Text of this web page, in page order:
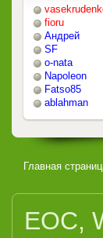
fioru
Андрей
SF
o-nata
Napoleon
Fatso85
ablahman
Главная
EOC,